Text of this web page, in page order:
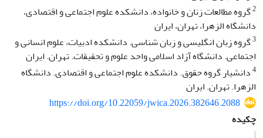
2گروه مطالعات زنان و خانواده، دانشکده علوم اجتماعی و اقتصادی،
دانشگاه الزهرا، تهران، ایران
3گروه زبان انگلیسی و زبان شناسی. دانشکده ادبیات، علوم انسانی و
اجتماعی. دانشگاه آزاد اسلامی واحد علوم و تحقیقات. تهران. ایران
4دانشیار گروه حقوق. دانشکده علوم اجتماعی و اقتصادی. دانشگاه
الزهرا. تهران. ایران
https://doi.org/10.22059/jwica.2026.382646.2088
چکیده